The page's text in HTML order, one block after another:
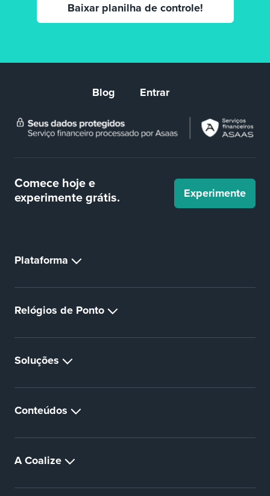
Baixar planilha de controle!
Blog Entrar
Comece hoje e
experimente grátis. Experimente
Plataforma
Relógios de Ponto
Soluções
Conteúdos
A Coalize